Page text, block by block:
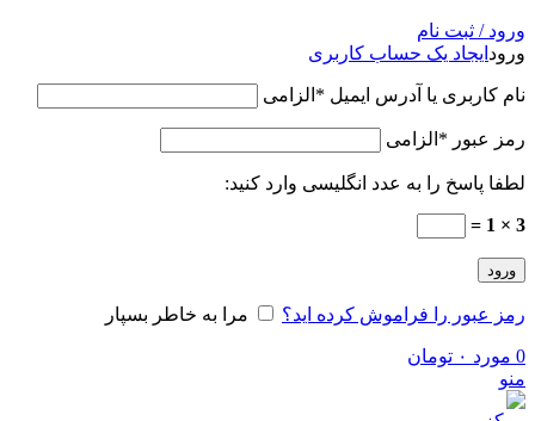
ورود / ثبت نام
ورود ایجاد یک حساب کاربری
نام کاربری یا آدرس ایمیل * الزامی
رمز عبور * الزامی
لطفا پاسخ را به عدد انگلیسی وارد کنید:
3 × 1 =
ورود
رمز عبور را فراموش کرده اید؟ مرا به خاطر بسپار
0 مورد ۰ تومان
منو